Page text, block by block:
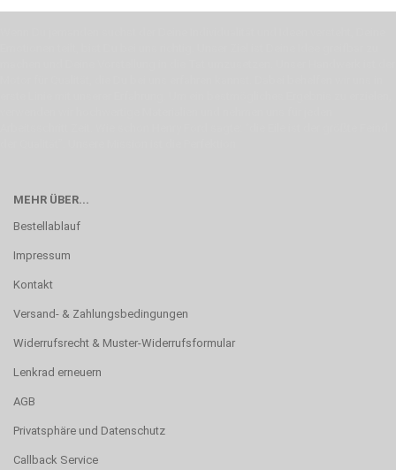
MEHR ÜBER...
Bestellablauf
Impressum
Kontakt
Versand- & Zahlungsbedingungen
Widerrufsrecht & Muster-Widerrufsformular
Lenkrad erneuern
AGB
Privatsphäre und Datenschutz
Callback Service